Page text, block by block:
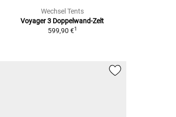
Wechsel Tents
Voyager 3 Doppelwand-Zelt
599,90 €1